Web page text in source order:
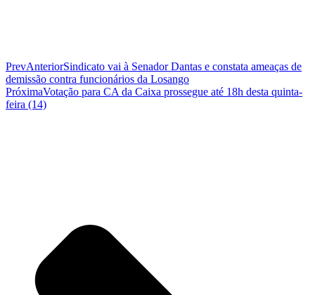
PrevAnteriorSindicato vai à Senador Dantas e constata ameaças de
demissão contra funcionários da Losango
PróximaVotação para CA da Caixa prossegue até 18h desta quinta-
feira (14)